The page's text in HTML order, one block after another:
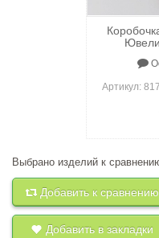
Артикул:
+к
Выбрано изделий к
Добавить к сравнению
Добавить в закладки